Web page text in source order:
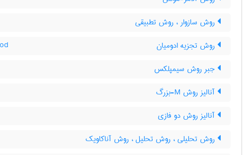
روش سازوار ، روش تطبیقی
روش تجزیه ادومیان
جبر روش سیمپلکس
آنالیز روش M-بزرگ
آنالیز روش دو فازی
روش تحلیلی ، روش تحلیل ، روش آناکاویک